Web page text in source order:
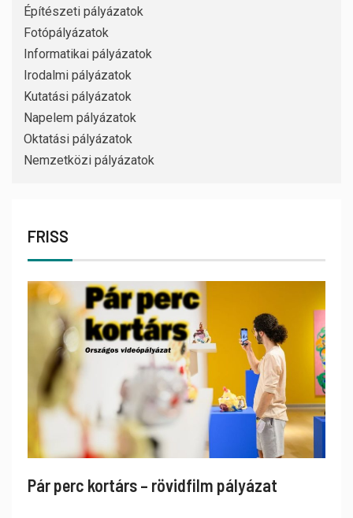
Építészeti pályázatok
Fotópályázatok
Informatikai pályázatok
Irodalmi pályázatok
Kutatási pályázatok
Napelem pályázatok
Oktatási pályázatok
Nemzetközi pályázatok
FRISS
Pár perc kortárs – rövidfilm pályázat